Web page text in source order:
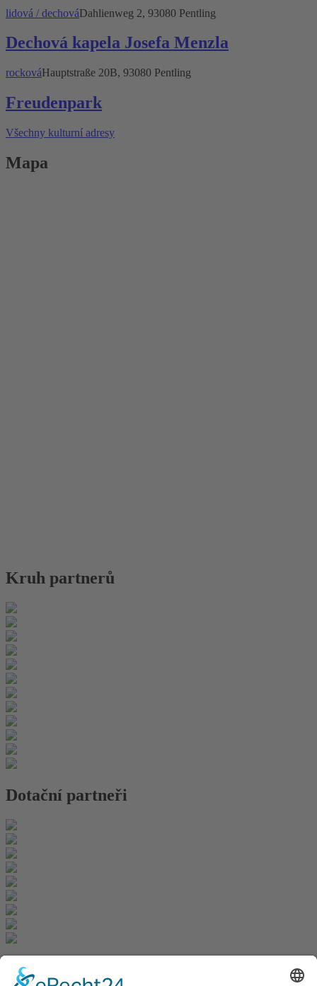
lidová / dechováDahlienweg 2, 93080 Pentling
Dechová kapela Josefa Menzla
rockováHauptstraße 20B, 93080 Pentling
Freudenpark
Všechny kulturní adresy
Mapa
Kruh partnerů
Dotační partneři
Newsletter